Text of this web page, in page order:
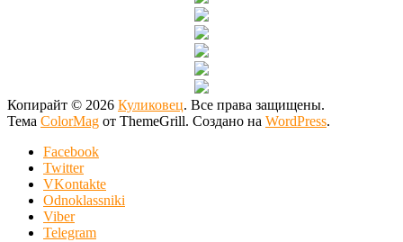
Копирайт © 2026 Куликовец. Все права защищены.
Тема ColorMag от ThemeGrill. Создано на WordPress.
Facebook
Twitter
VKontakte
Odnoklassniki
Viber
Telegram